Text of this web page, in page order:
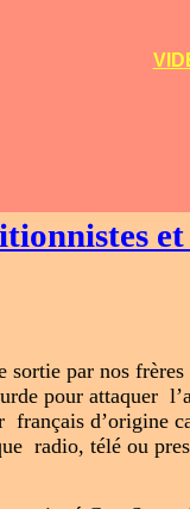
sortie par nos
pour attaquer
d’origine
radio, télé ou